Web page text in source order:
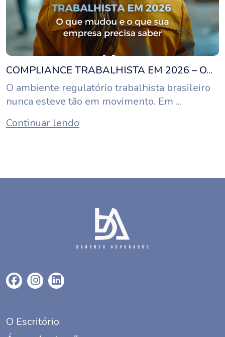
COMPLIANCE TRABALHISTA EM 2026 – O...
O ambiente regulatório trabalhista brasileiro
nunca esteve tão em movimento. Em ...
Continuar lendo
O Escritório